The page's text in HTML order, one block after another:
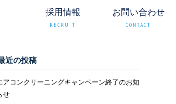
採用情報
RECRUIT
お問い合わせ
CONTACT
近の投稿
アコンクリーニングキャンペーン終了のお知
せ